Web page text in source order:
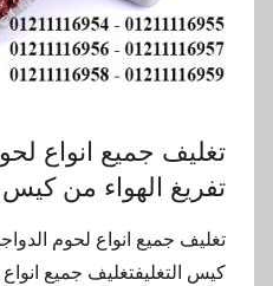
تغليف جميع انواع
تفريغ الهواء من كيس
تغليف جميع انواع لحوم
كيس التغليفتغليف جميع